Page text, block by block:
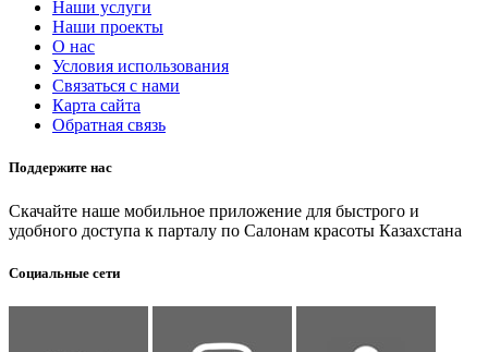
Наши услуги
Наши проекты
О нас
Условия использования
Связаться с нами
Карта сайта
Обратная связь
Поддержите нас
Скачайте наше мобильное приложение для быстрого и
удобного доступа к парталу по Салонам красоты Казахстана
Социальные сети